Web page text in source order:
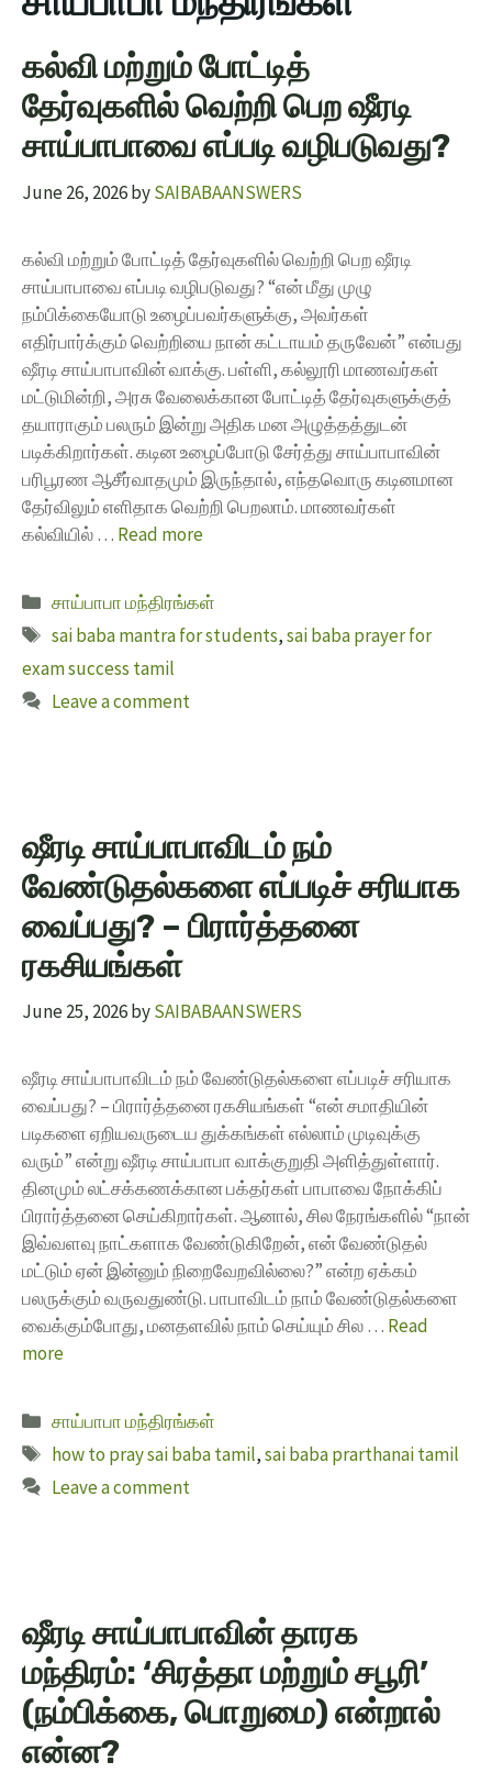
கல்வி மற்றும் போட்டித்
தேர்வுகளில் வெற்றி பெற ஷீரடி
சாய்பாபாவை எப்படி வழிபடுவது?
June 26, 2026bySAIBABAANSWERS
கல்வி மற்றும் போட்டித் தேர்வுகளில் வெற்றி பெற ஷீரடி
சாய்பாபாவை எப்படி வழிபடுவது? “என் மீது முழு
நம்பிக்கையோடு உழைப்பவர்களுக்கு, அவர்கள்
எதிர்பார்க்கும் வெற்றியை நான் கட்டாயம் தருவேன்” என்பது
ஷீரடி சாய்பாபாவின் வாக்கு. பள்ளி, கல்லூரி மாணவர்கள்
மட்டுமின்றி, அரசு வேலைக்கான போட்டித் தேர்வுகளுக்குத்
தயாராகும் பலரும் இன்று அதிக மன அழுத்தத்துடன்
படிக்கிறார்கள். கடின உழைப்போடு சேர்த்து சாய்பாபாவின்
பரிபூரண ஆசீர்வாதமும் இருந்தால், எந்தவொரு கடினமான
தேர்விலும் எளிதாக வெற்றி பெறலாம். மாணவர்கள்
கல்வியில் … Read more
சாய்பாபா மந்திரங்கள்
sai baba mantra for students,sai baba prayer for
exam success tamil
Leave a comment
ஷீரடி சாய்பாபாவிடம் நம்
வேண்டுதல்களை எப்படிச் சரியாக
வைப்பது? – பிரார்த்தனை
ரகசியங்கள்
June 25, 2026bySAIBABAANSWERS
ஷீரடி சாய்பாபாவிடம் நம் வேண்டுதல்களை எப்படிச் சரியாக
வைப்பது? – பிரார்த்தனை ரகசியங்கள் “என் சமாதியின்
படிகளை ஏறியவருடைய துக்கங்கள் எல்லாம் முடிவுக்கு
வரும்” என்று ஷீரடி சாய்பாபா வாக்குறுதி அளித்துள்ளார்.
தினமும் லட்சக்கணக்கான பக்தர்கள் பாபாவை நோக்கிப்
பிரார்த்தனை செய்கிறார்கள். ஆனால், சில நேரங்களில் “நான்
இவ்வளவு நாட்களாக வேண்டுகிறேன், என் வேண்டுதல்
மட்டும் ஏன் இன்னும் நிறைவேறவில்லை?” என்ற ஏக்கம்
பலருக்கும் வருவதுண்டு. பாபாவிடம் நாம் வேண்டுதல்களை
வைக்கும்போது, மனதளவில் நாம் செய்யும் சில … Read
more
சாய்பாபா மந்திரங்கள்
how to pray sai baba tamil,sai baba prarthanai tamil
Leave a comment
ஷீரடி சாய்பாபாவின் தாரக
மந்திரம்: ‘சிரத்தா மற்றும் சபூரி’
(நம்பிக்கை, பொறுமை) என்றால்
என்ன?